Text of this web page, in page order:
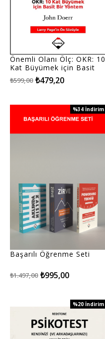
Önemli Olanı Ölç: OKR: 10
Kat Büyümek için Basit
Bir Yöntem
₺479,20
₺599,00
Başarılı Öğrenme Seti
₺995,00
₺1.497,00
%34 İndirim
%34İndirim
%20 İndirim